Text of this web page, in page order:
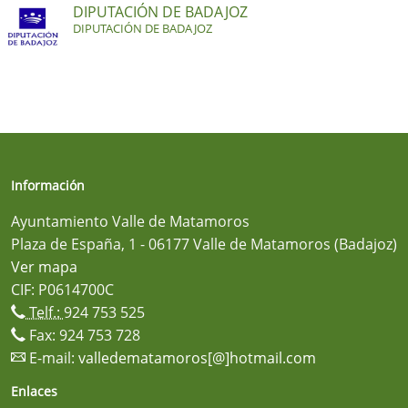
DIPUTACIÓN DE BADAJOZ
DIPUTACIÓN DE BADAJOZ
Información
Ayuntamiento Valle de Matamoros
Plaza de España, 1 - 06177 Valle de Matamoros (Badajoz)
Ver mapa
CIF: P0614700C
Telf.: 924 753 525
Fax: 924 753 728
E-mail: valledematamoros[@]hotmail.com
Enlaces